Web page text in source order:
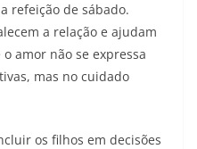
refeição de sábado.
a relação e ajudam
amor não se expressa
mas no cuidado
os filhos em decisões